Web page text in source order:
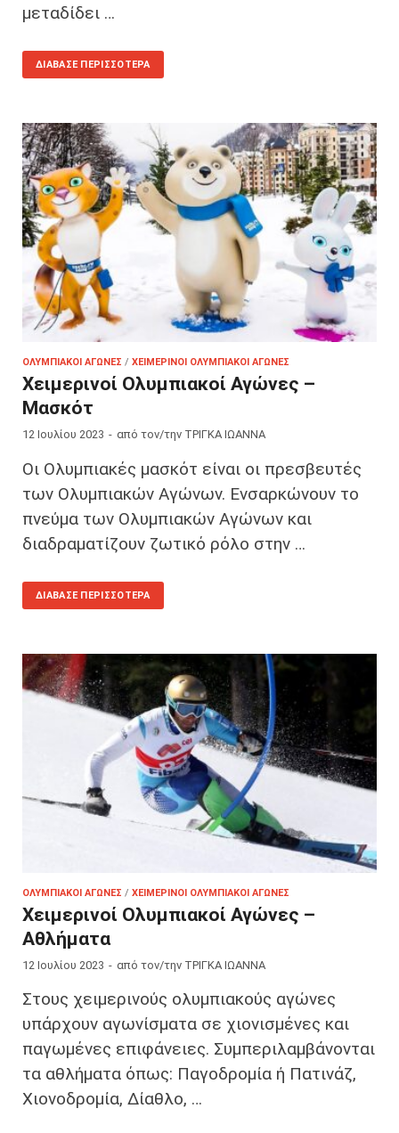
μεταδίδει …
ΔΙΆΒΑΣΕ ΠΕΡΙΣΣΌΤΕΡΑ
ΟΛΥΜΠΙΑΚΟΊ ΑΓΏΝΕΣ / ΧΕΙΜΕΡΙΝΟΊ ΟΛΥΜΠΙΑΚΟΊ ΑΓΏΝΕΣ
Χειμερινοί Ολυμπιακοί Αγώνες –
Μασκότ
12 Ιουλίου 2023 - από τον/την ΤΡΙΓΚΑ ΙΩΑΝΝΑ
Οι Ολυμπιακές μασκότ είναι οι πρεσβευτές
των Ολυμπιακών Αγώνων. Ενσαρκώνουν το
πνεύμα των Ολυμπιακών Αγώνων και
διαδραματίζουν ζωτικό ρόλο στην …
ΔΙΆΒΑΣΕ ΠΕΡΙΣΣΌΤΕΡΑ
ΟΛΥΜΠΙΑΚΟΊ ΑΓΏΝΕΣ / ΧΕΙΜΕΡΙΝΟΊ ΟΛΥΜΠΙΑΚΟΊ ΑΓΏΝΕΣ
Χειμερινοί Ολυμπιακοί Αγώνες –
Αθλήματα
12 Ιουλίου 2023 - από τον/την ΤΡΙΓΚΑ ΙΩΑΝΝΑ
Στους χειμερινούς ολυμπιακούς αγώνες
υπάρχουν αγωνίσματα σε χιονισμένες και
παγωμένες επιφάνειες. Συμπεριλαμβάνονται
τα αθλήματα όπως: Παγοδρομία ή Πατινάζ,
Χιονοδρομία, Δίαθλο, …